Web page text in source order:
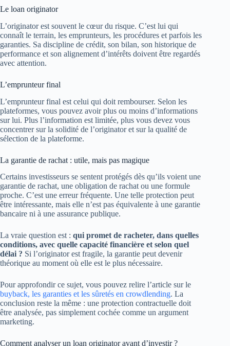
Le loan originator
L’originator est souvent le cœur du risque. C’est lui qui
connaît le terrain, les emprunteurs, les procédures et parfois les
garanties. Sa discipline de crédit, son bilan, son historique de
performance et son alignement d’intérêts doivent être regardés
avec attention.
L’emprunteur final
L’emprunteur final est celui qui doit rembourser. Selon les
plateformes, vous pouvez avoir plus ou moins d’informations
sur lui. Plus l’information est limitée, plus vous devez vous
concentrer sur la solidité de l’originator et sur la qualité de
sélection de la plateforme.
La garantie de rachat : utile, mais pas magique
Certains investisseurs se sentent protégés dès qu’ils voient une
garantie de rachat, une obligation de rachat ou une formule
proche. C’est une erreur fréquente. Une telle protection peut
être intéressante, mais elle n’est pas équivalente à une garantie
bancaire ni à une assurance publique.
La vraie question est : qui promet de racheter, dans quelles
conditions, avec quelle capacité financière et selon quel
délai ? Si l’originator est fragile, la garantie peut devenir
théorique au moment où elle est le plus nécessaire.
Pour approfondir ce sujet, vous pouvez relire l’article sur le
buyback, les garanties et les sûretés en crowdlending. La
conclusion reste la même : une protection contractuelle doit
être analysée, pas simplement cochée comme un argument
marketing.
Comment analyser un loan originator avant d’investir ?